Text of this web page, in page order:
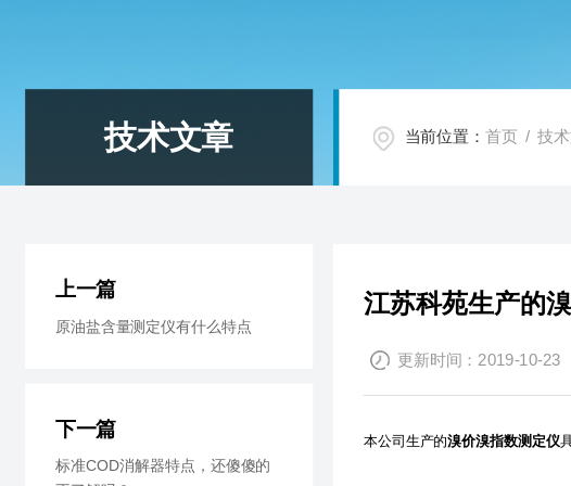
技术文章 当前位置： 首页 / 技
江苏科苑生产的
更新时间：2019-10-23
本公司生产的溴价溴指数测定仪
上一篇
原油盐含量测定仪有什么特点
下一篇
标准COD消解器特点，还傻傻的